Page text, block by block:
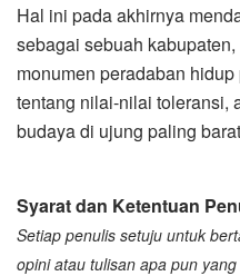
Hal ini pada akhirnya
sebagai sebuah
monumen peradaban
tentang nilai-nilai toleransi,
budaya di ujung paling
Syarat dan Ketentuan
Setiap penulis setuju untuk
opini atau tulisan apa pun